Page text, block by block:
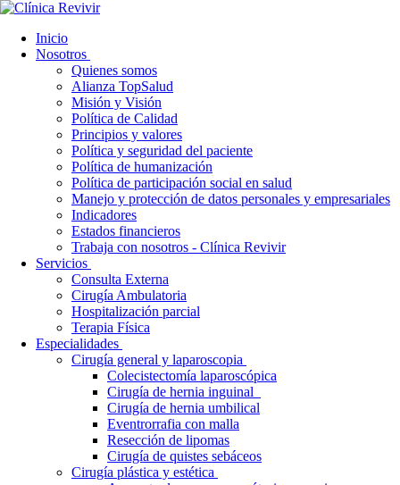
Inicio
Nosotros
Quienes somos
Alianza TopSalud
Misión y Visión
Política de Calidad
Principios y valores
Política y seguridad del paciente
Política de humanización
Política de participación social en salud
Manejo y protección de datos personales y empresariales
Indicadores
Estados financieros
Trabaja con nosotros - Clínica Revivir
Servicios
Consulta Externa
Cirugía Ambulatoria
Hospitalización parcial
Terapia Física
Especialidades
Cirugía general y laparoscopia
Colecistectomía laparoscópica
Cirugía de hernia inguinal
Cirugía de hernia umbilical
Eventrorrafia con malla
Resección de lipomas
Cirugía de quistes sebáceos
Cirugía plástica y estética